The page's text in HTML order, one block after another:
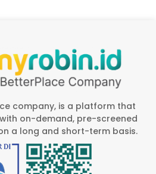
company, is a platform that
on-demand, pre-screened
a long and short-term basis.